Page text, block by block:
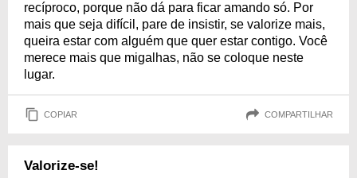
recíproco, porque não dá para ficar amando só. Por
mais que seja difícil, pare de insistir, se valorize mais,
queira estar com alguém que quer estar contigo. Você
merece mais que migalhas, não se coloque neste
lugar.
COPIAR COMPARTILHAR
Valorize-se!